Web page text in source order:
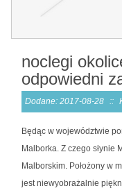
noclegi
odpowiedni
Dodane: 2017-08-28 ::
Będąc w województwie
Malborka. Z czego słynie
Malborskim. Położony w
jest niewyobrażalnie